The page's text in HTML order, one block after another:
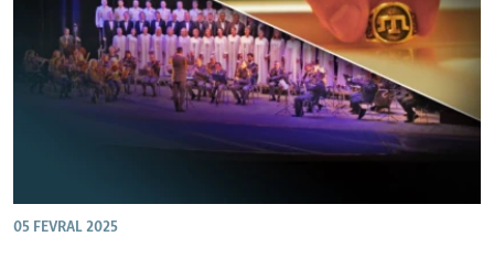
05 FEVRAL 2025